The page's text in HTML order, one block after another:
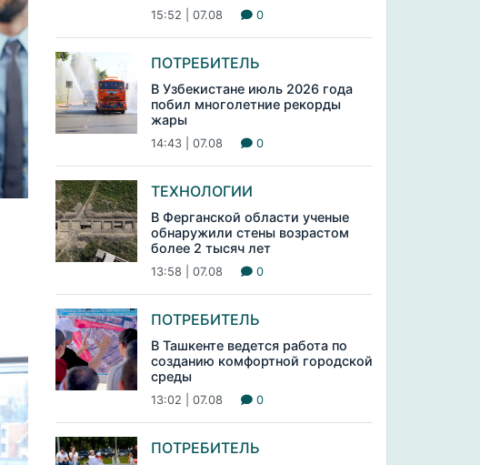
15:52 | 07.08 0
ПОТРЕБИТЕЛЬ
В Узбекистане июль 2026 года
побил многолетние рекорды
жары
14:43 | 07.08 0
ТЕХНОЛОГИИ
В Ферганской области ученые
обнаружили стены возрастом
более 2 тысяч лет
13:58 | 07.08 0
ПОТРЕБИТЕЛЬ
В Ташкенте ведется работа по
созданию комфортной городской
среды
13:02 | 07.08 0
ПОТРЕБИТЕЛЬ